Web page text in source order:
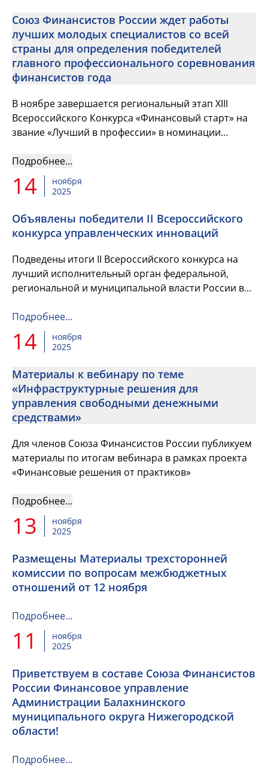
Союз Финансистов России ждет работы
лучших молодых специалистов со всей
страны для определения победителей
главного профессионального соревнования
финансистов года
В ноябре завершается региональный этап XIII
Всероссийского Конкурса «Финансовый старт» на
звание «Лучший в профессии» в номинации
Подробнее…
14
ноября
2025
Объявлены победители II Всероссийского
конкурса управленческих инноваций
Подведены итоги II Всероссийского конкурса на
лучший исполнительный орган федеральной,
региональной и муниципальной власти России в
Подробнее…
14
ноября
2025
Материалы к вебинару по теме
«Инфраструктурные решения для
управления свободными денежными
средствами»
Для членов Союза Финансистов России публикуем
материалы по итогам вебинара в рамках проекта
«Финансовые решения от практиков»
Подробнее…
13
ноября
2025
Размещены Материалы трехсторонней
комиссии по вопросам межбюджетных
отношений от 12 ноября
Подробнее…
11
ноября
2025
Приветствуем в составе Союза Финансистов
России Финансовое управление
Администрации Балахнинского
муниципального округа Нижегородской
области!
Подробнее…